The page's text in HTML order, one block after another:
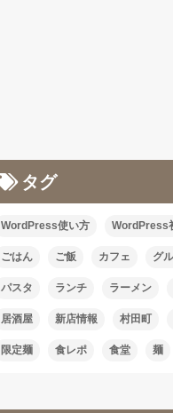
タグ
WordPress使い方 WordPress
ごはん ご飯 カフェ グ
パスタ ランチ ラーメン
居酒屋 新店情報 村田町
限定麺 食レポ 食堂 麺